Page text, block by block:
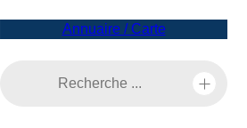
Annuaire / Carte